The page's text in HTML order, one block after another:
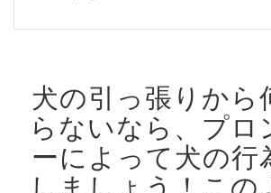
犬の引っ張りから
らないなら、プロ
ーによって犬の行
しましょう！ この